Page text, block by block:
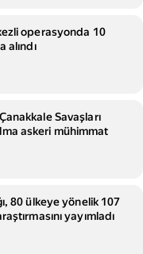
operasyonda 10
alındı
Savaşları
askeri mühimmat
80 ülkeye yönelik 107
yayımladı